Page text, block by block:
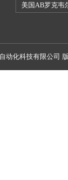
美国AB罗克韦
动化科技有限公司